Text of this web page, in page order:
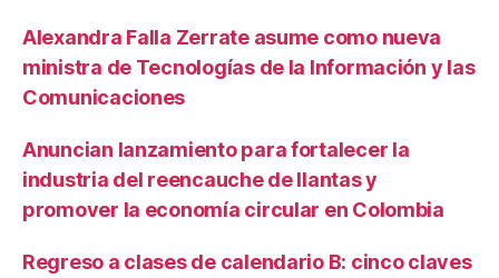
Alexandra Falla Zerrate asume como nueva
ministra de Tecnologías de la Información y las
Comunicaciones
Anuncian lanzamiento para fortalecer la
industria del reencauche de llantas y
promover la economía circular en Colombia
Regreso a clases de calendario B: cinco claves